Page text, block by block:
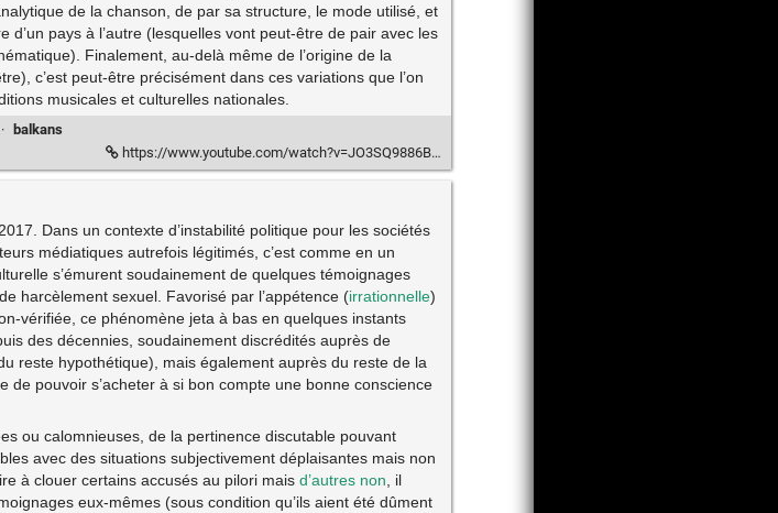
de la chanson, de par sa structure, le mode utilisé, et
pays à l’autre (lesquelles vont peut-être de pair avec les
Finalement, au-delà même de l’origine de la
c’est peut-être précisément dans ces variations que l’on
musicales et culturelles nationales.
· balkans
https://www.youtube.com/watch?v=JO3SQ9886Bo
Dans un contexte d’instabilité politique pour les sociétés
médiatiques autrefois légitimés, c’est comme en un
s’émurent soudainement de quelques témoignages
harcèlement sexuel. Favorisé par l’appétence (irrationnelle)
vérifiée, ce phénomène jeta à bas en quelques instants
des décennies, soudainement discrédités auprès de
reste hypothétique), mais également auprès du reste de la
pouvoir s’acheter à si bon compte une bonne conscience
ou calomnieuses, de la pertinence discutable pouvant
avec des situations subjectivement déplaisantes mais non
à clouer certains accusés au pilori mais d’autres non , il
eux-mêmes (sous condition qu’ils aient été dûment